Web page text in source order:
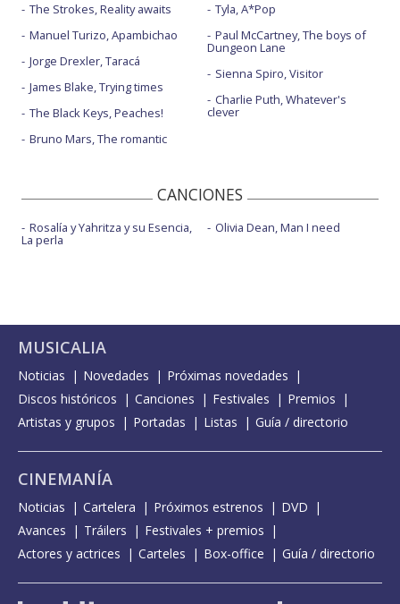
The Strokes, Reality awaits
Manuel Turizo, Apambichao
Jorge Drexler, Taracá
James Blake, Trying times
The Black Keys, Peaches!
Bruno Mars, The romantic
Tyla, A*Pop
Paul McCartney, The boys of
Dungeon Lane
Sienna Spiro, Visitor
Charlie Puth, Whatever's
clever
CANCIONES
Rosalía y Yahritza y su Esencia,
La perla
Olivia Dean, Man I need
MUSICALIA
Noticias Novedades
Próximas novedades
Discos históricos
Canciones Festivales
Premios
Artistas y grupos
Portadas Listas Guía / directorio
CINEMANÍA
Noticias Cartelera Próximos estrenos
DVD
Avances
Tráilers
Festivales + premios
Actores y actrices
Carteles Box-office Guía / directorio